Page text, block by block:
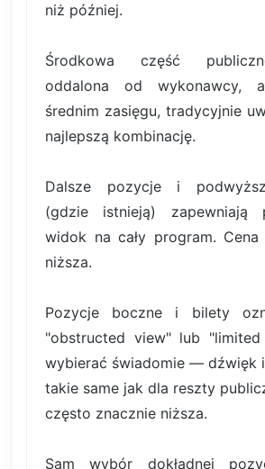
niż później.
Środkowa część
oddalona od wykonawcy,
średnim zasięgu, tradycyjnie
najlepszą kombinację.
Dalsze pozycje i
(gdzie istnieją) zapewniają
widok na cały program.
niższa.
Pozycje boczne i bilety
"obstructed view" lub
wybierać świadomie — dźwięk
takie same jak dla reszty
często znacznie niższa.
Sam wybór dokładnej